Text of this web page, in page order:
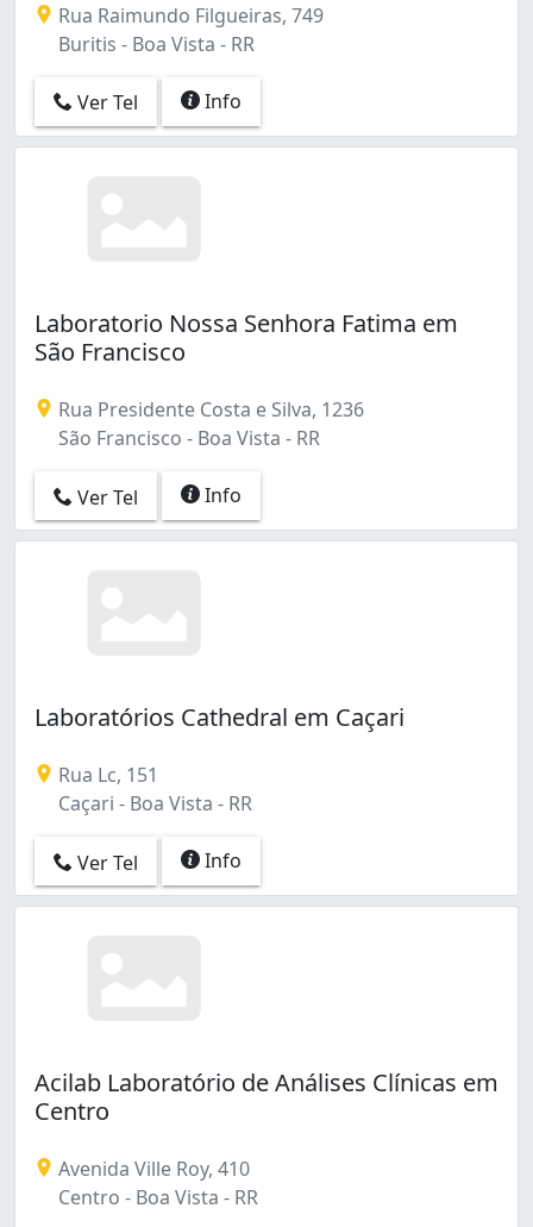
Rua Raimundo Filgueiras, 749
Buritis - Boa Vista - RR
Ver Tel Info
Laboratorio Nossa Senhora Fatima em
São Francisco
Rua Presidente Costa e Silva, 1236
São Francisco - Boa Vista - RR
Ver Tel Info
Laboratórios Cathedral em Caçari
Rua Lc, 151
Caçari - Boa Vista - RR
Ver Tel Info
Acilab Laboratório de Análises Clínicas em
Centro
Avenida Ville Roy, 410
Centro - Boa Vista - RR